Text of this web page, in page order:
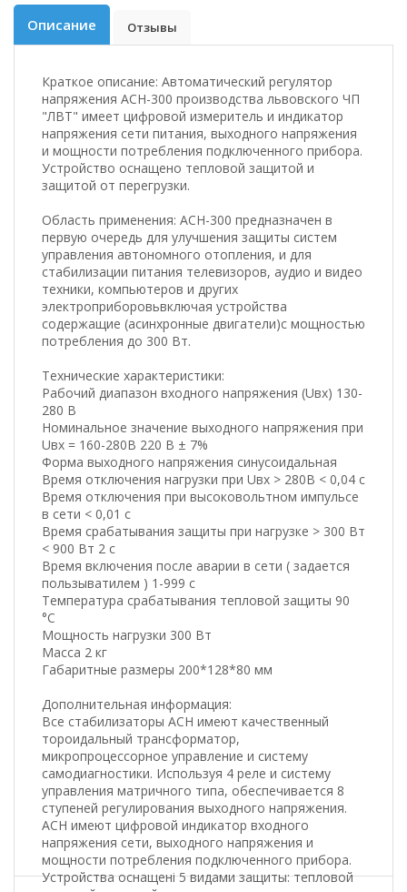
Описание Отзывы
Краткое описание: Автоматический регулятор
напряжения АСН-300 производства львовского ЧП
"ЛВТ" имеет цифровой измеритель и индикатор
напряжения сети питания, выходного напряжения
и мощности потребления подключенного прибора.
Устройство оснащено тепловой защитой и
защитой от перегрузки.
Область применения: АСН-300 предназначен в
первую очередь для улучшения защиты систем
управления автономного отопления, и для
стабилизации питания телевизоров, аудио и видео
техники, компьютеров и других
электроприборовьвключая устройства
содержащие (асинхронные двигатели)с мощностью
потребления до 300 Вт.
Технические характеристики:
Рабочий диапазон входного напряжения (Uвх) 130-
280 В
Номинальное значение выходного напряжения при
Uвх = 160-280В 220 В ± 7%
Форма выходного напряжения синусоидальная
Время отключения нагрузки при Uвх > 280В < 0,04 с
Время отключения при высоковольтном импульсе
в сети < 0,01 с
Время срабатывания защиты при нагрузке > 300 Вт
< 900 Вт 2 с
Время включения после аварии в сети ( задается
пользыватилем ) 1-999 с
Температура срабатывания тепловой защиты 90
°C
Мощность нагрузки 300 Вт
Масса 2 кг
Габаритные размеры 200*128*80 мм
Дополнительная информация:
Все стабилизаторы АСН имеют качественный
тороидальный трансформатор,
микропроцессорное управление и систему
самодиагностики. Используя 4 реле и систему
управления матричного типа, обеспечивается 8
ступеней регулирования выходного напряжения.
АСН имеют цифровой индикатор входного
напряжения сети, выходного напряжения и
мощности потребления подключенного прибора.
Устройства оснащені 5 видами защиты: тепловой